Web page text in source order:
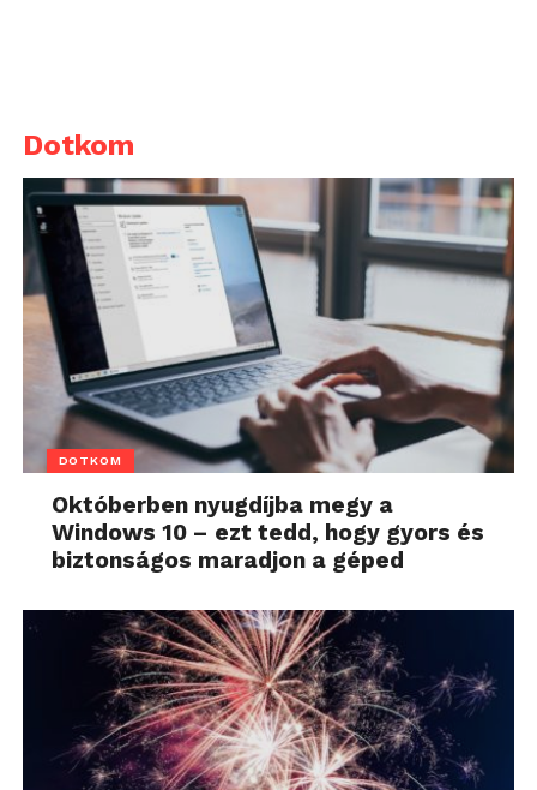
Dotkom
DOTKOM
Októberben nyugdíjba megy a
Windows 10 – ezt tedd, hogy gyors és
biztonságos maradjon a géped